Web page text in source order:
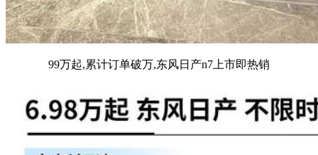
99万起,累计订单破万,东风日产n7上市即热销